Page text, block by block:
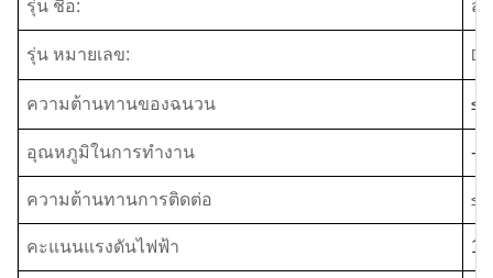
รุ่น ชื่อ: ส
รุ่น หมายเลข:
ความต้านทานของฉนวน
อุณหภูมิในการทำงาน -
ความต้านทานการติดต่อ
คะแนนแรงดันไฟฟ้า